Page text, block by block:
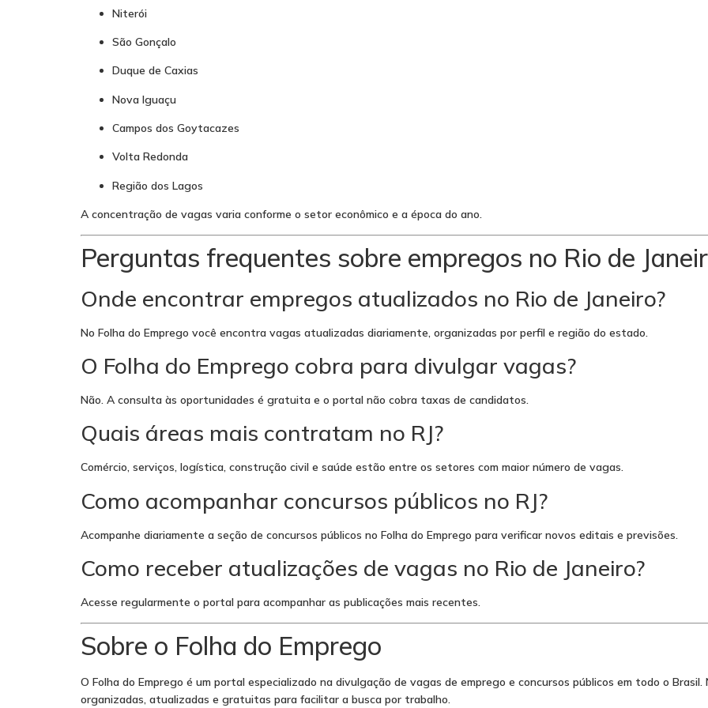
Niterói
São Gonçalo
Duque de Caxias
Nova Iguaçu
Campos dos Goytacazes
Volta Redonda
Região dos Lagos
A concentração de vagas varia conforme o setor econômico e a época do ano.
Perguntas frequentes sobre empregos no Rio de
Onde encontrar empregos atualizados no Rio de Janeiro?
No Folha do Emprego você encontra vagas atualizadas diariamente, organizadas por perfil e região do estado.
O Folha do Emprego cobra para divulgar vagas?
Não. A consulta às oportunidades é gratuita e o portal não cobra taxas de candidatos.
Quais áreas mais contratam no RJ?
Comércio, serviços, logística, construção civil e saúde estão entre os setores com maior número de vagas.
Como acompanhar concursos públicos no RJ?
Acompanhe diariamente a seção de concursos públicos no Folha do Emprego para verificar novos editais e previsões.
Como receber atualizações de vagas no Rio de Janeiro?
Acesse regularmente o portal para acompanhar as publicações mais recentes.
Sobre o Folha do Emprego
O Folha do Emprego é um portal especializado na divulgação de vagas de emprego e concursos públicos em todo o
organizadas, atualizadas e gratuitas para facilitar a busca por trabalho.